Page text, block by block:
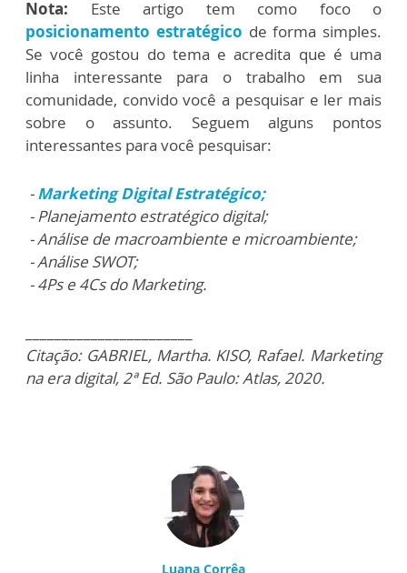
Nota: Este artigo tem como foco o
posicionamento estratégico de forma simples.
Se você gostou do tema e acredita que é uma
linha interessante para o trabalho em sua
comunidade, convido você a pesquisar e ler mais
sobre o assunto. Seguem alguns pontos
interessantes para você pesquisar:
-Marketing Digital Estratégico;
- Planejamento estratégico digital;
- Análise de macroambiente e microambiente;
- Análise SWOT;
-4Ps e 4Cs do Marketing.
Citação: GABRIEL, Martha. KISO, Rafael. Marketing
na era digital, 2ª Ed. São Paulo: Atlas, 2020.
Luana Corrêa